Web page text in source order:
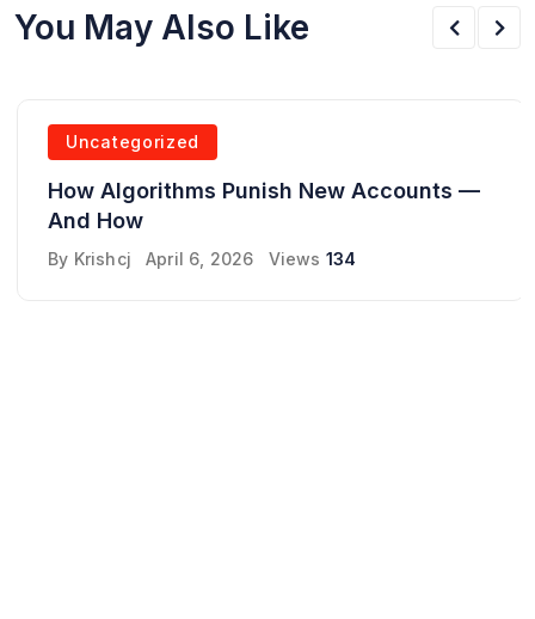
You May Also Like
Uncategorized
How Algorithms Punish New Accounts —
And How
By Krishcj April 6, 2026 Views 134